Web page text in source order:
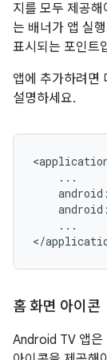
지를 모두 제공
는 배너가 앱 실
표시되는 포인트
앱에 추가하려면
설명하세요.
...
</
홈 화면 아이콘
Android TV 앱은